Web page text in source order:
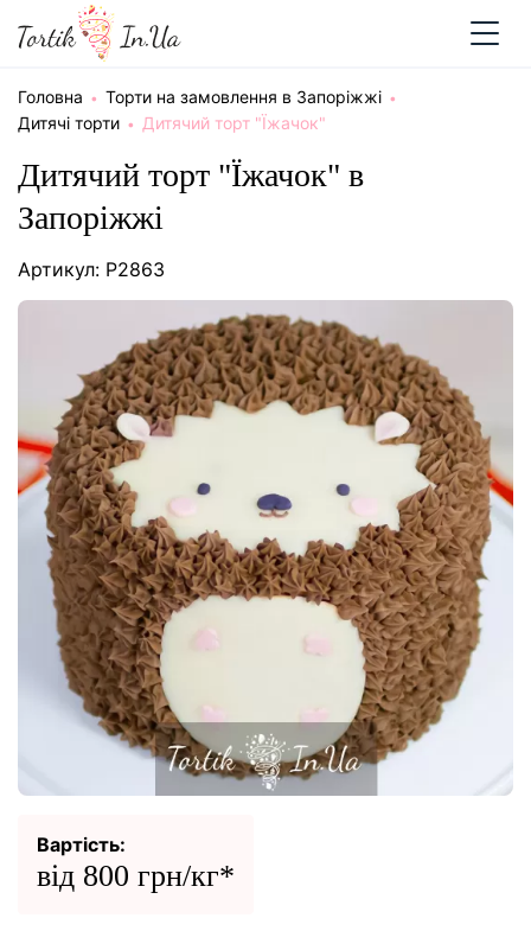
Головна
Торти на замовлення в Запоріжжі
Дитячі торти
Дитячий торт "Їжачок"
Дитячий торт "Їжачок" в
Запоріжжі
Артикул: P2863
Вартість:
від 800 грн/кг*